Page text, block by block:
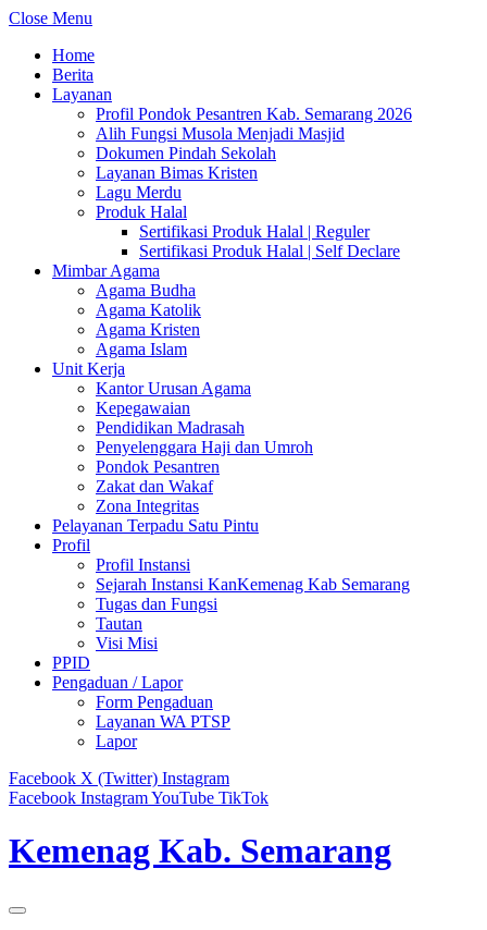
Close Menu
Home
Berita
Layanan
Profil Pondok Pesantren Kab. Semarang 2026
Alih Fungsi Musola Menjadi Masjid
Dokumen Pindah Sekolah
Layanan Bimas Kristen
Lagu Merdu
Produk Halal
Sertifikasi Produk Halal | Reguler
Sertifikasi Produk Halal | Self Declare
Mimbar Agama
Agama Budha
Agama Katolik
Agama Kristen
Agama Islam
Unit Kerja
Kantor Urusan Agama
Kepegawaian
Pendidikan Madrasah
Penyelenggara Haji dan Umroh
Pondok Pesantren
Zakat dan Wakaf
Zona Integritas
Pelayanan Terpadu Satu Pintu
Profil
Profil Instansi
Sejarah Instansi KanKemenag Kab Semarang
Tugas dan Fungsi
Tautan
Visi Misi
PPID
Pengaduan / Lapor
Form Pengaduan
Layanan WA PTSP
Lapor
Facebook X (Twitter) Instagram
Facebook InstagramYouTube TikTok
Kemenag Kab. Semarang